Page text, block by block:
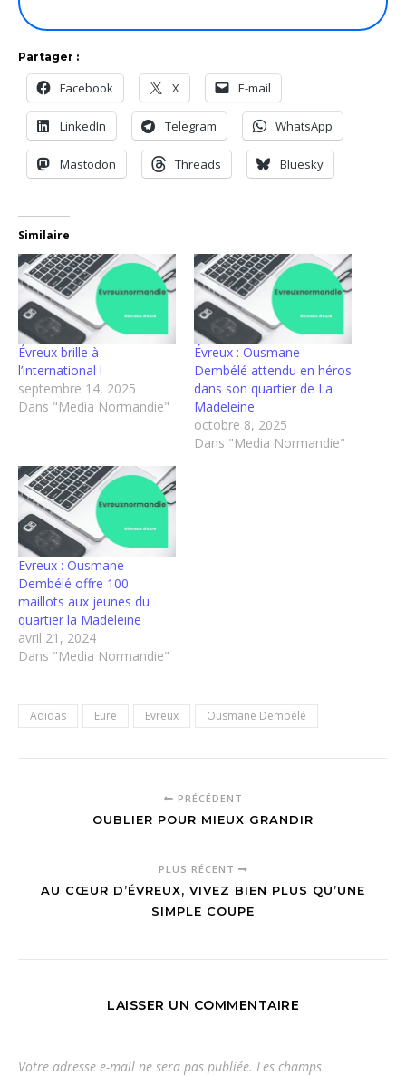
Partager :
Facebook X E-mail
LinkedIn Telegram WhatsApp
Mastodon Threads Bluesky
Similaire
Évreux brille à
l’international !
septembre 14, 2025
Dans "Media Normandie"
Évreux : Ousmane
Dembélé attendu en héros
dans son quartier de La
Madeleine
octobre 8, 2025
Dans "Media Normandie"
Evreux : Ousmane
Dembélé offre 100
maillots aux jeunes du
quartier la Madeleine
avril 21, 2024
Dans "Media Normandie"
Adidas Eure Evreux Ousmane Dembélé
PRÉCÉDENT
OUBLIER POUR MIEUX GRANDIR
PLUS RÉCENT
AU CŒUR D’ÉVREUX, VIVEZ BIEN PLUS QU’UNE
SIMPLE COUPE
LAISSER UN COMMENTAIRE
Votre adresse e-mail ne sera pas publiée. Les champs